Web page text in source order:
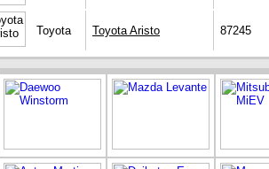
Toyota Toyota Aristo 87245